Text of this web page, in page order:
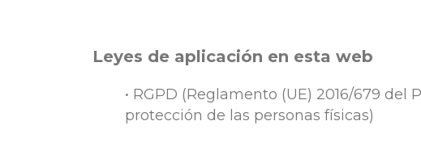
Leyes de aplicación en esta web
• RGPD (Reglamento (UE) 2016/679
protección de las personas físicas)